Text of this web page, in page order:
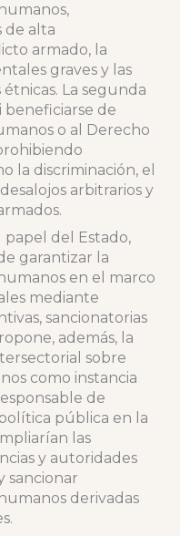
de alta
armado, la
graves y las
La segunda
beneficiarse de
o al Derecho
la discriminación, el
arbitrarios y
del Estado,
garantizar la
en el marco
mediante
sancionatorias
además, la
sobre
como instancia
de
pública en la
las
y autoridades
sancionar
derivadas